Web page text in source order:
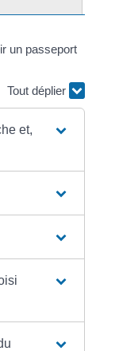
un passeport
Tout déplier
et,